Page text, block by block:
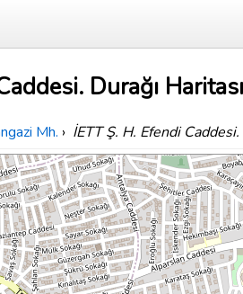
Durağı Haritası
Mh. › İETT Ş. H. Efendi Caddesi.